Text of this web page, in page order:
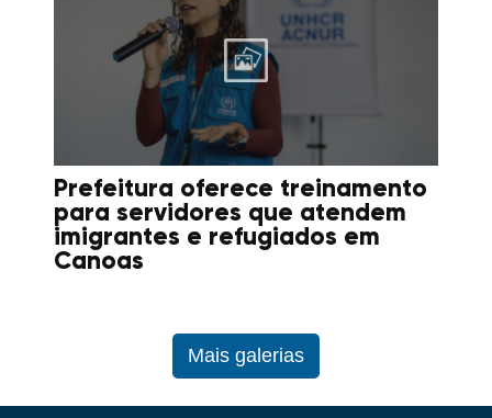
Prefeitura oferece treinamento
para servidores que atendem
imigrantes e refugiados em
Canoas
Mais galerias